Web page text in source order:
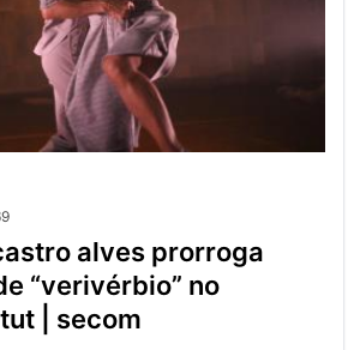
“verivérbio” no
| secom